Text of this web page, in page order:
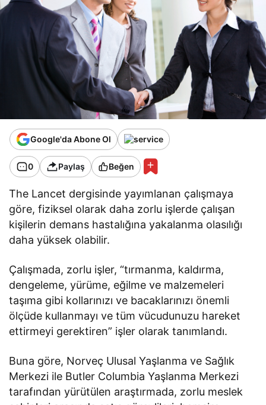
Google'da Abone Ol
0 Paylaş Beğen
The Lancet dergisinde yayımlanan çalışmaya
göre, fiziksel olarak daha zorlu işlerde çalışan
kişilerin demans hastalığına yakalanma olasılığı
daha yüksek olabilir.
Çalışmada, zorlu işler, “tırmanma, kaldırma,
dengeleme, yürüme, eğilme ve malzemeleri
taşıma gibi kollarınızı ve bacaklarınızı önemli
ölçüde kullanmayı ve tüm vücudunuzu hareket
ettirmeyi gerektiren” işler olarak tanımlandı.
Buna göre, Norveç Ulusal Yaşlanma ve Sağlık
Merkezi ile Butler Columbia Yaşlanma Merkezi
tarafından yürütülen araştırmada, zorlu meslek